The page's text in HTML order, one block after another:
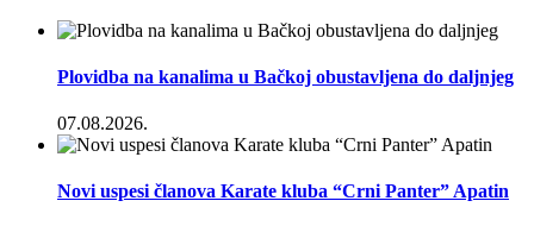
Plovidba na kanalima u Bačkoj obustavljena do daljnjeg
07.08.2026.
Novi uspesi članova Karate kluba “Crni Panter” Apatin